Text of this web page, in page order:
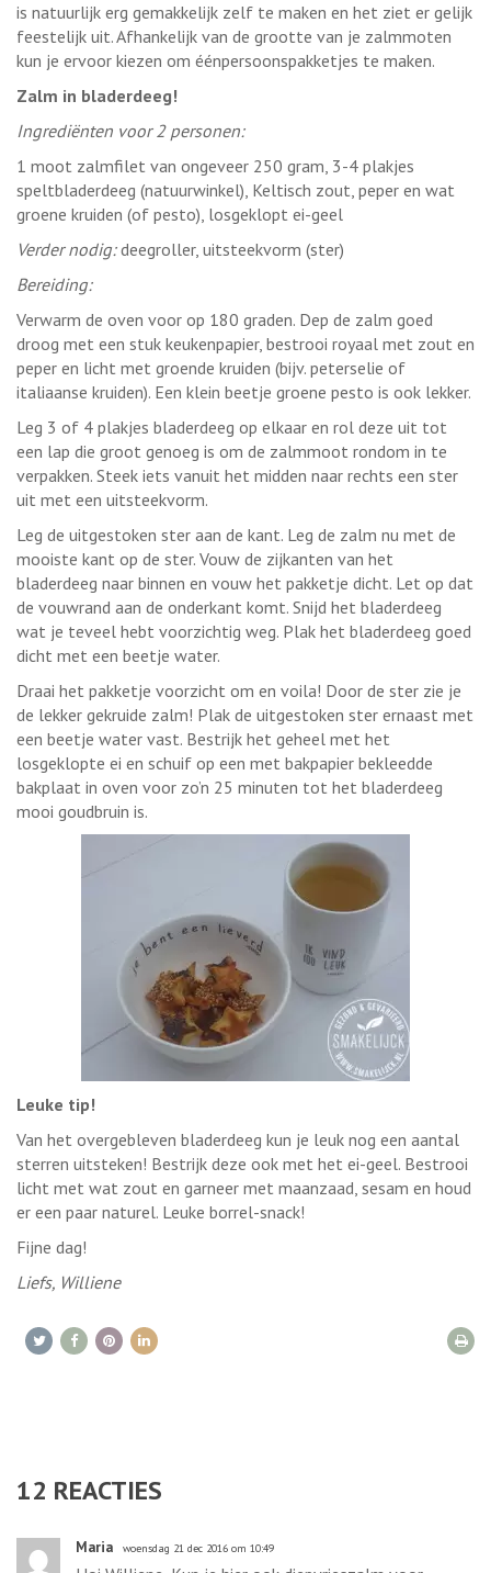
is natuurlijk erg gemakkelijk zelf te maken en het ziet er gelijk
feestelijk uit. Afhankelijk van de grootte van je zalmmoten
kun je ervoor kiezen om éénpersoonspakketjes te maken.
Zalm in bladerdeeg!
Ingrediënten voor 2 personen:
1 moot zalmfilet van ongeveer 250 gram, 3-4 plakjes
speltbladerdeeg (natuurwinkel), Keltisch zout, peper en wat
groene kruiden (of pesto), losgeklopt ei-geel
Verder nodig:deegroller, uitsteekvorm (ster)
Bereiding:
Verwarm de oven voor op 180 graden. Dep de zalm goed
droog met een stuk keukenpapier, bestrooi royaal met zout en
peper en licht met groende kruiden (bijv. peterselie of
italiaanse kruiden). Een klein beetje groene pesto is ook lekker.
Leg 3 of 4 plakjes bladerdeeg op elkaar en rol deze uit tot
een lap die groot genoeg is om de zalmmoot rondom in te
verpakken. Steek iets vanuit het midden naar rechts een ster
uit met een uitsteekvorm.
Leg de uitgestoken ster aan de kant. Leg de zalm nu met de
mooiste kant op de ster. Vouw de zijkanten van het
bladerdeeg naar binnen en vouw het pakketje dicht. Let op dat
de vouwrand aan de onderkant komt. Snijd het bladerdeeg
wat je teveel hebt voorzichtig weg. Plak het bladerdeeg goed
dicht met een beetje water.
Draai het pakketje voorzicht om en voila! Door de ster zie je
de lekker gekruide zalm! Plak de uitgestoken ster ernaast met
een beetje water vast. Bestrijk het geheel met het
losgeklopte ei en schuif op een met bakpapier bekleedde
bakplaat in oven voor zo’n 25 minuten tot het bladerdeeg
mooi goudbruin is.
Leuke tip!
Van het overgebleven bladerdeeg kun je leuk nog een aantal
sterren uitsteken! Bestrijk deze ook met het ei-geel. Bestrooi
licht met wat zout en garneer met maanzaad, sesam en houd
er een paar naturel. Leuke borrel-snack!
Fijne dag!
Liefs, Williene
12 REACTIES
Maria woensdag 21 dec 2016 om 10:49